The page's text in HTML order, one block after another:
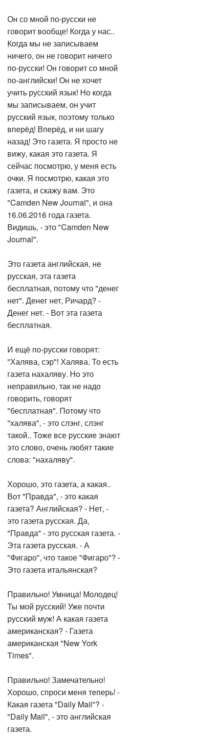
Он со мной по-русски не
говорит вообще! Когда у нас..
Когда мы не записываем
ничего, он не говорит ничего
по-русски! Он говорит со мной
по-английски! Он не хочет
учить русский язык! Но когда
мы записываем, он учит
русский язык, поэтому только
вперёд! Вперёд, и ни шагу
назад! Это газета. Я просто не
вижу, какая это газета. Я
сейчас посмотрю, у меня есть
очки. Я посмотрю, какая это
газета, и скажу вам. Это
"Camden New Journal", и она
16.06.2016 года газета.
Видишь, - это "Camden New
Journal".
Это газета английская, не
русская, эта газета
бесплатная, потому что "денег
нет". Денег нет, Ричард? -
Денег нет. - Вот эта газета
бесплатная.
И ещё по-русски говорят:
"Халява, сэр"! Халява. То есть
газета нахаляву. Но это
неправильно, так не надо
говорить, говорят
"бесплатная". Потому что
"халява", - это слэнг, слэнг
такой.. Тоже все русские знают
это слово, очень любят такие
слова: "нахаляву".
Хорошо, это газета, а какая..
Вот "Правда", - это какая
газета? Английская? - Нет, -
это газета русская. Да,
"Правда" - это русская газета. -
Эта газета русская. - А
"Фигаро", что такое "Фигаро"? -
Это газета итальянская?
Правильно! Умница! Молодец!
Ты мой русский! Уже почти
русский муж! А какая газета
американская? - Газета
американская "New York
Times".
Правильно! Замечательно!
Хорошо, спроси меня теперь! -
Какая газета "Daily Mail"? -
"Daily Mail", - это английская
газета.